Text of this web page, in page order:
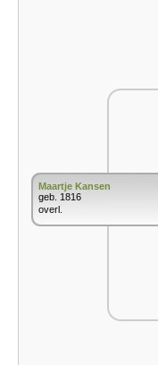
Maartje Kansen
geb. 1816
overl.